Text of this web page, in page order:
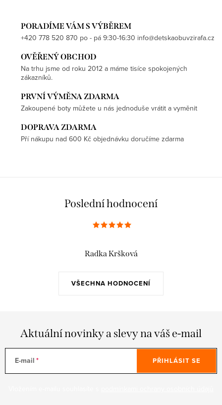
PORADÍME VÁM S VÝBĚREM
+420 778 520 870 po - pá 9:30-16:30 info@detskaobuvzirafa.cz
OVĚŘENÝ OBCHOD
Na trhu jsme od roku 2012 a máme tisíce spokojených
zákazníků.
PRVNÍ VÝMĚNA ZDARMA
Zakoupené boty můžete u nás jednoduše vrátit a vyměnit
DOPRAVA ZDARMA
Pří nákupu nad 600 Kč objednávku doručíme zdarma
Poslední hodnocení
VŠECHNA HODNOCENÍ
Radka Kršková
Aktuální novinky a slevy na váš e-mail
E-mail PŘIHLÁSIT SE